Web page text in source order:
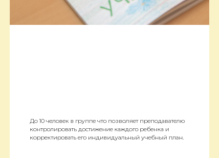
До 10 человек в группе что позволяет преподавателю
контролировать достижение каждого ребенка и
корректировать его индивидуальный учебный план.